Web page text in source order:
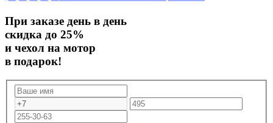
При заказе день в день
скидка до 25%
и чехол на мотор
в подарок!